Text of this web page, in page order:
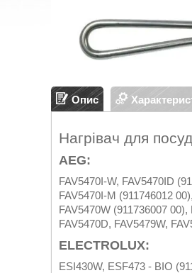
Опис
Нагрівач для
AEG:
FAV5470I-W, FAV5470ID
FAV5470I-M (911746012
FAV5470W (911736007
FAV5470D, FAV5479W,
ELECTROLUX:
ESI430W, ESF473 - BIO